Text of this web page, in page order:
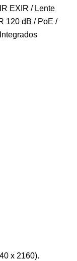
EXIR / Lente
120 dB / PoE /
x 2160).